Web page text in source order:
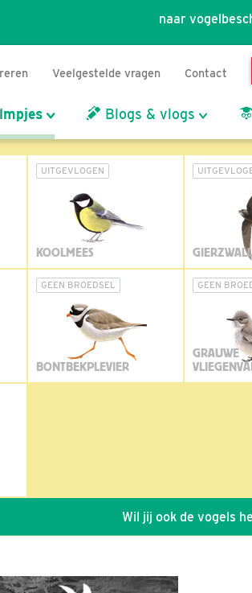
naar
Veelgestelde vragen Contact
Blogs & vlogs
UITGEVLOGEN
KOOLMEES
GEEN BROEDSEL
BONTBEKPLEVIER
GEEN
GRAUWE
Wil jij ook de vogels